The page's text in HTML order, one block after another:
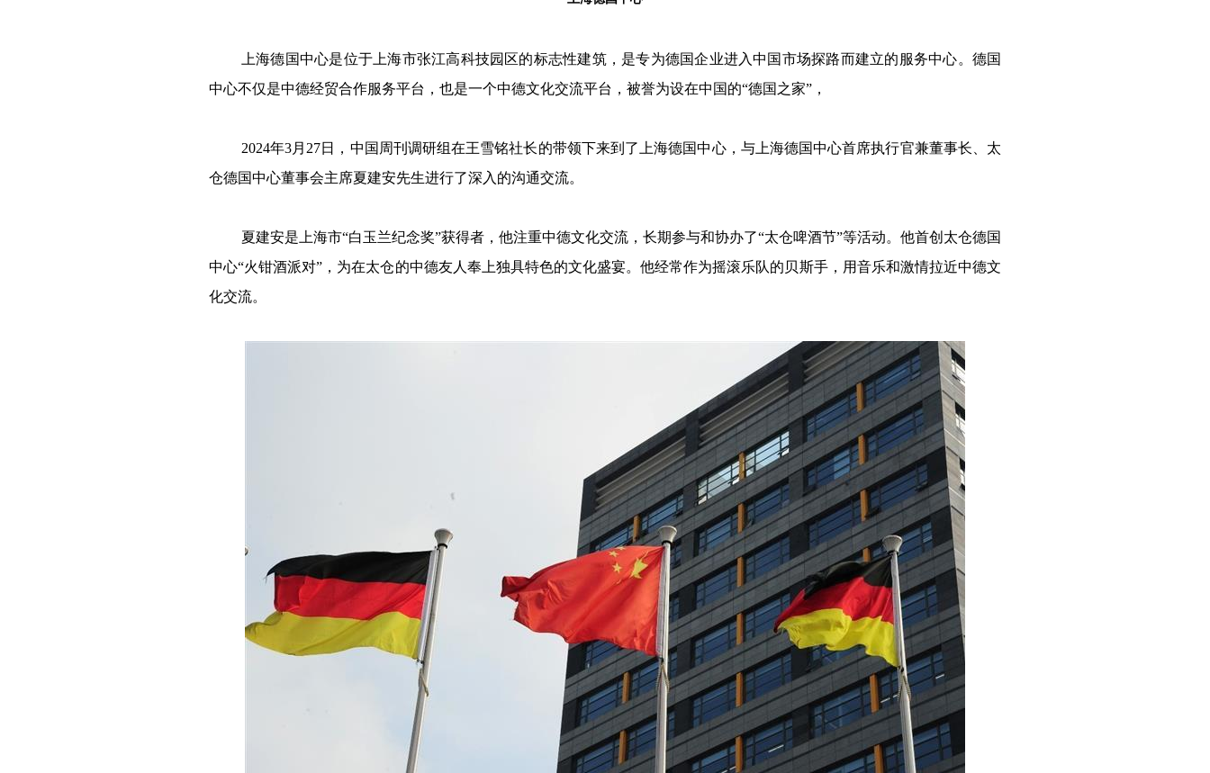
上海德国中心是位于上海市张江高科技园区的标志性建筑，是专为德国企业进入中国市场探路而建立的服务中心。德国
中心不仅是中德经贸合作服务平台，也是一个中德文化交流平台，被誉为设在中国的“德国之家”，
2024年3月27日，中国周刊调研组在王雪铭社长的带领下来到了上海德国中心，与上海德国中心首席执行官兼董事长、太
仓德国中心董事会主席夏建安先生进行了深入的沟通交流。
夏建安是上海市“白玉兰纪念奖”获得者，他注重中德文化交流，长期参与和协办了“太仓啤酒节”等活动。他首创太仓德国
中心“火钳酒派对”，为在太仓的中德友人奉上独具特色的文化盛宴。他经常作为摇滚乐队的贝斯手，用音乐和激情拉近中德文
化交流。